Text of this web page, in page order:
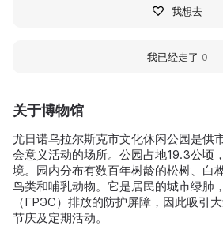
关于博物馆
尤日诺乌拉尔斯克市文化休闲公园是供
会意义活动的场所。公园占地19.3公顷
境。园内分布有数百年树龄的松树、白
鸟类和哺乳动物。它是居民的城市绿肺
（ГРЭС）排放的防护屏障，因此吸引
节庆及定期活动。
我想去
我已经走了 0